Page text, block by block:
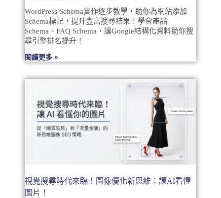
WordPress Schema實作逐步教學，助你為網站添加
Schema標記，提升豐富搜尋結果！學會產品
Schema、FAQ Schema，讓Google結構化資料助你搜
尋引擎排名提升！
閱讀更多 »
視覺搜尋時代來臨！圖像優化新思維：讓AI看懂
圖片！